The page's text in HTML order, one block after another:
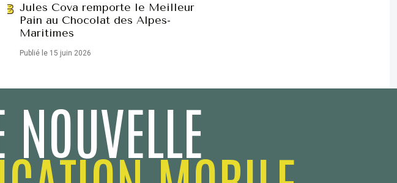
Jules Cova remporte le Meilleur
Pain au Chocolat des Alpes-
Maritimes
Publié le 15 juin 2026
NOUVELLE